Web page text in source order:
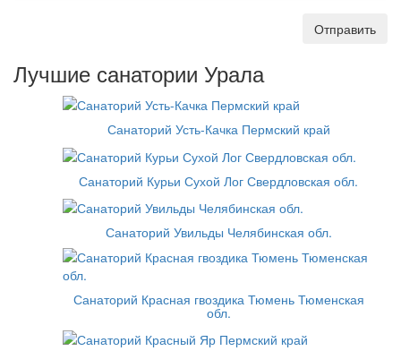
Отправить
Лучшие санатории Урала
Санаторий Усть-Качка Пермский край
Санаторий Курьи Сухой Лог Свердловская обл.
Санаторий Увильды Челябинская обл.
Санаторий Красная гвоздика Тюмень Тюменская
обл.